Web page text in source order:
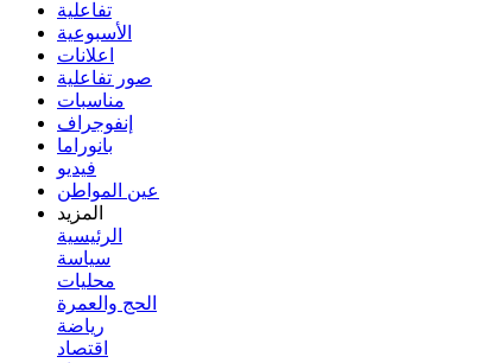
تفاعلية
الأسبوعية
اعلانات
صور تفاعلية
مناسبات
إنفوجراف
بانوراما
فيديو
عين المواطن
المزيد
الرئيسية
سياسة
محليات
الحج والعمرة
رياضة
اقتصاد